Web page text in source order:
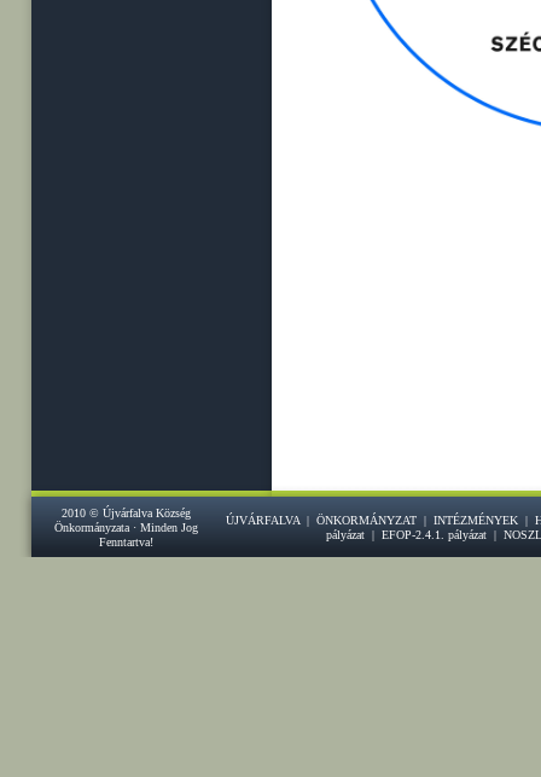
2010 © Újvárfalva Község
Önkormányzata · Minden Jog
Fenntartva!
ÚJVÁRFALVA | ÖNKORMÁNYZAT | INTÉZMÉNYEK |
pályázat| EFOP-2.4.1. pályázat|